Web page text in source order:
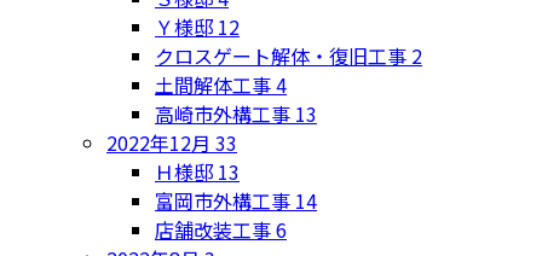
Ｙ様邸 12
クロスゲート解体・復旧工事 2
土間解体工事4
高崎市外構工事 13
2022年12月 33
Ｈ様邸 13
富岡市外構工事 14
店舗改装工事6